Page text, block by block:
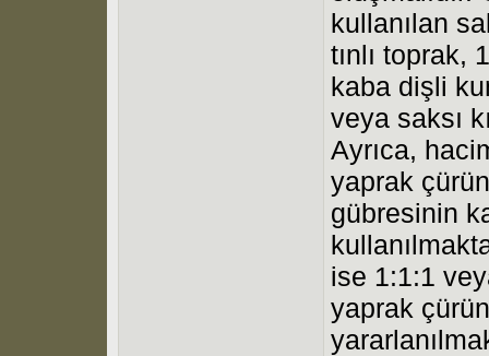
kullanılan
tınlı toprak,
kaba dişli
veya saksı
Ayrıca,
yaprak
gübresinin
ise 1:1:1
yaprak